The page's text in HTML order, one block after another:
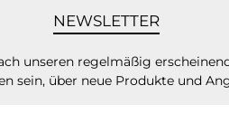
NEWSLETTER
unseren regelmäßig
sein, über neue Produkte und